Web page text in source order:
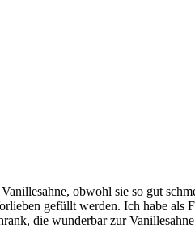
obwohl sie so gut
gefüllt werden. Ich habe
die wunderbar zur